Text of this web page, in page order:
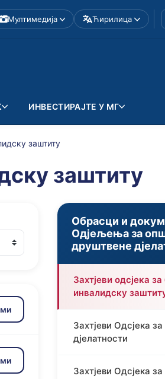
Мултимедија Ћирилица
ИНВЕСТИРАЈТЕ У МГ
заштиту
заштиту
Обрасци и
Одјељења за
друштвене
Захтјеви одсјека
инвалидску
Захтјеви Одсјека
дјелатности
Захтјеви Одсјека